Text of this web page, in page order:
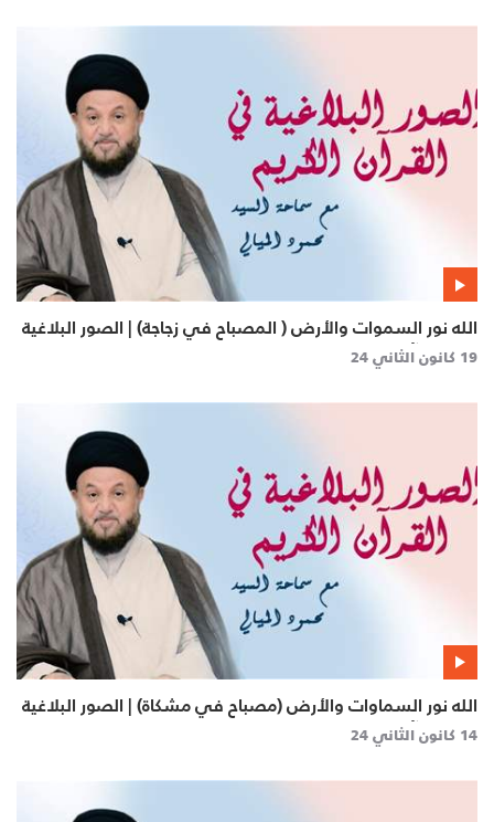
الله نور السموات والأرض ( المصباح في زجاجة) | الصور البلاغية
في القرآن الكريم
19 كانون الثاني 24
الله نور السماوات والأرض (مصباح في مشكاة) | الصور البلاغية
في القرآن الكريم
14 كانون الثاني 24